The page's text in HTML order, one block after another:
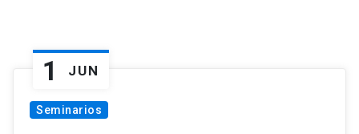
1 JUN
Seminarios